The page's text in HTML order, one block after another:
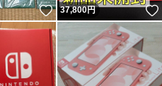
いいね！
37,800円